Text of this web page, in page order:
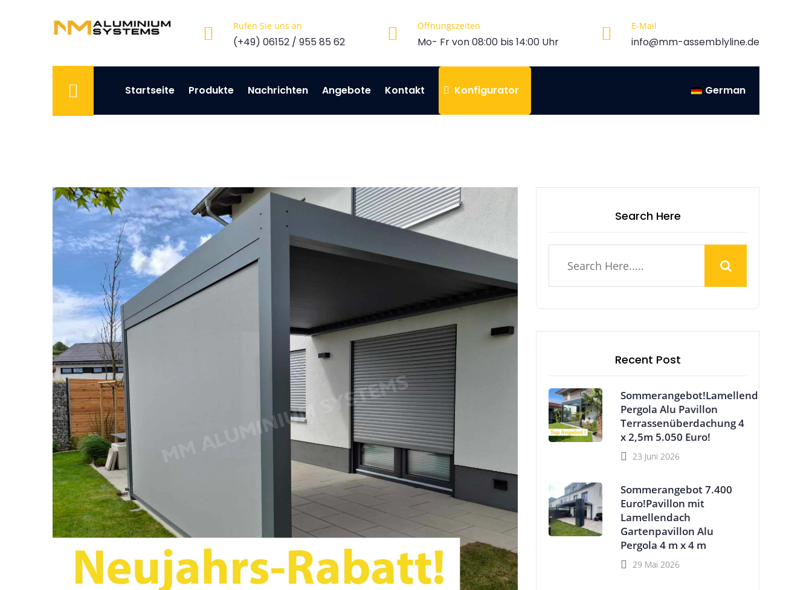
Rufen Sie uns an
(+49) 06152 / 955 85 62
Öffnungszeiten
Mo- Fr von 08:00 bis 14:00 Uhr
E-Mail
info@mm-assemblyline.de
Startseite Produkte Nachrichten Angebote Kontakt Konfigurator German
Search Here
Recent Post
Sommerangebot!Lamellendach
Pergola Alu Pavillon
Terrassenüberdachung 4
x 2,5m 5.050 Euro!
23 Juni 2026
Sommerangebot 7.400
Euro!Pavillon mit
Lamellendach
Gartenpavillon Alu
Pergola 4 m x 4 m
29 Mai 2026